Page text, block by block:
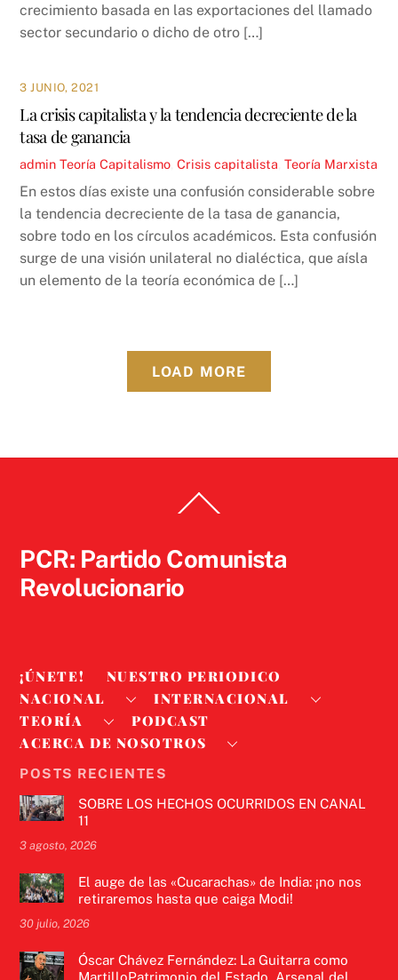
crecimiento basada en las exportaciones del llamado
sector secundario o dicho de otro […]
3 JUNIO, 2021
La crisis capitalista y la tendencia decreciente de la
tasa de ganancia
admin Teoría Capitalismo ,Crisis capitalista ,Teoría Marxista
En estos días existe una confusión considerable sobre
la tendencia decreciente de la tasa de ganancia,
sobre todo en los círculos académicos. Esta confusión
surge de una visión unilateral no dialéctica, que aísla
un elemento de la teoría económica de […]
LOAD MORE
To
PCR: Partido Comunista
Revolucionario
¡ÚNETE!
NUESTRO PERIODICO
NACIONAL
INTERNACIONAL
TEORÍA
PODCAST
ACERCA DE NOSOTROS
POSTS RECIENTES
SOBRE LOS HECHOS OCURRIDOS EN CANAL
11
3 agosto, 2026
El auge de las «Cucarachas» de India: ¡no nos
retiraremos hasta que caiga Modi!
30 julio, 2026
Óscar Chávez Fernández: La Guitarra como